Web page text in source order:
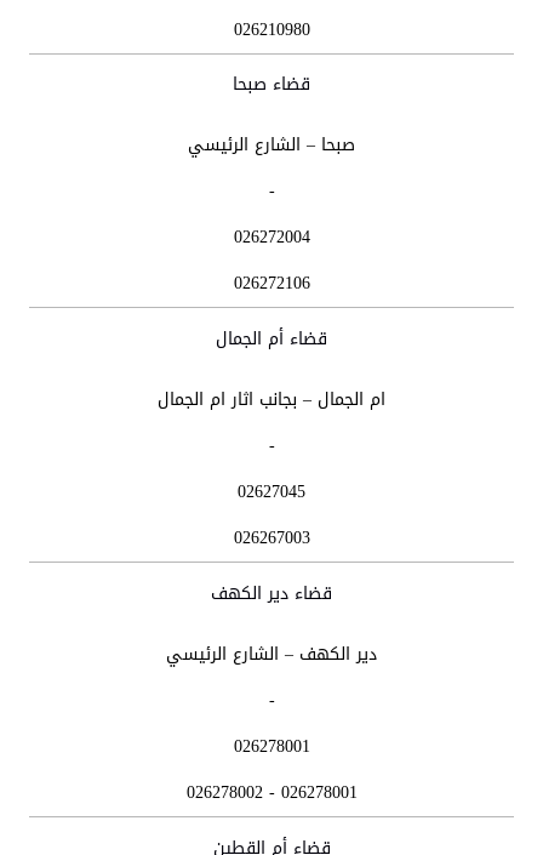
026210980
قضاء صبحا
صبحا – الشارع الرئيسي
-
026272004
026272106
قضاء أم الجمال
ام الجمال – بجانب اثار ام الجمال
-
02627045
026267003
قضاء دير الكهف
دير الكهف – الشارع الرئيسي
-
026278001
026278001 - 026278002
قضاء أم القطين